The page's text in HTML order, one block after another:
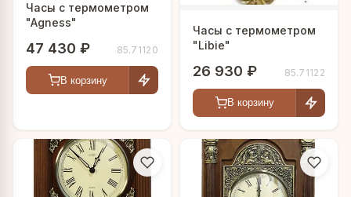
Часы с термометром
"Agness"
47 430 ₽ 85.71120
В корзину
Часы с термометром
"Libie"
26 930 ₽ 85.71122
В корзину